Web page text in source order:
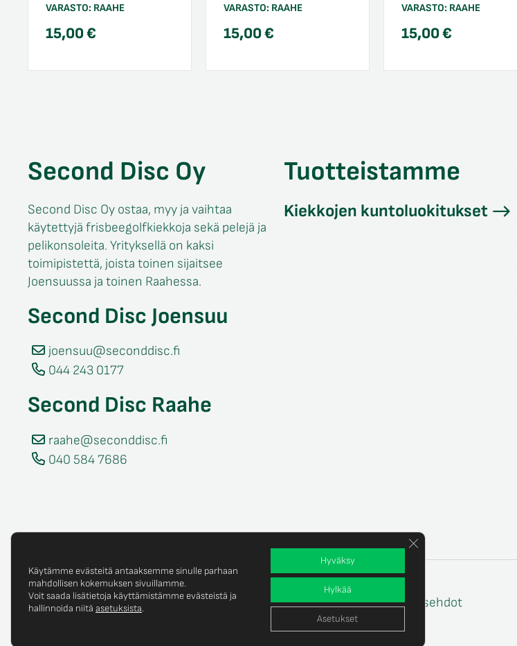
VARASTO: RAAHE
15,00€
VARASTO: RAAHE
15,00€
VARASTO: RAAHE
15,00€
Second Disc Oy
Second Disc Oy ostaa, myy ja vaihtaa
käytettyjä frisbeegolfkiekkoja sekä pelejä ja
pelikonsoleita. Yrityksellä on kaksi
toimipistettä, joista toinen sijaitsee
Joensuussa ja toinen Raahessa.
Second Disc Joensuu
joensuu@seconddisc.fi
044 243 0177
Second Disc Raahe
raahe@seconddisc.fi
040 584 7686
Tuotteistamme
Kiekkojen kuntoluokitukset
© Copyright 2025 Second Disc Oy Tietosuojaseloste Tilaus- ja toimitusehdot
Käytämme evästeitä antaaksemme sinulle parhaan
mahdollisen kokemuksen sivuillamme.
Voit saada lisätietoja käyttämistämme evästeistä ja
hallinnoida niitä asetuksista.
Hyväksy
Hylkää
Asetukset
Sulje evästebanneri